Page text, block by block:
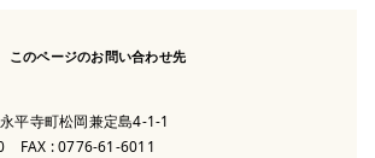
このページのお問い合わせ先
平寺町松岡兼定島4-1-1
FAX : 0776-61-6011